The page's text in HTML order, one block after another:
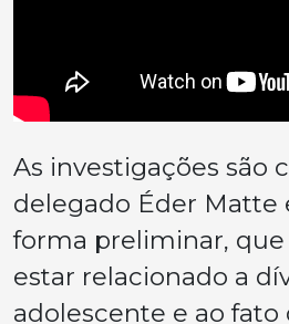
As investigações são
delegado Éder Matte
forma preliminar,
estar relacionado a
adolescente e ao fato